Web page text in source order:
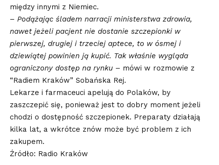
między innymi z Niemiec.
– Podążając śladem narracji ministerstwa zdrowia,
nawet jeżeli pacjent nie dostanie szczepionki w
pierwszej, drugiej i trzeciej aptece, to w ósmej i
dziewiątej powinien ją kupić. Tak właśnie wygląda
ograniczony dostęp na rynku – mówi w rozmowie z
“Radiem Kraków” Sobańska Rej.
Lekarze i farmaceuci apelują do Polaków, by
zaszczepić się, ponieważ jest to dobry moment jeżeli
chodzi o dostępność szczepionek. Preparaty działają
kilka lat, a wkrótce znów może być problem z ich
zakupem.
Źródło: Radio Kraków